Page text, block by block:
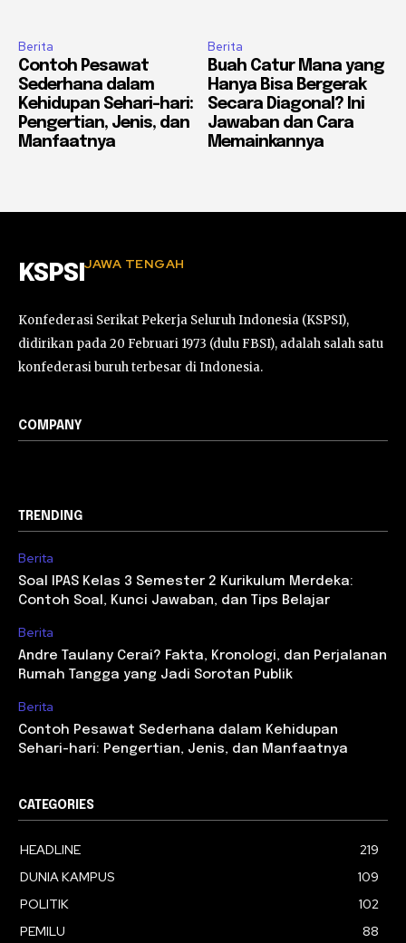
Berita
Contoh Pesawat
Sederhana dalam
Kehidupan Sehari-hari:
Pengertian, Jenis, dan
Manfaatnya
Berita
Buah Catur Mana yang
Hanya Bisa Bergerak
Secara Diagonal? Ini
Jawaban dan Cara
Memainkannya
KSPSIJAWA TENGAH
Konfederasi Serikat Pekerja Seluruh Indonesia (KSPSI),
didirikan pada 20 Februari 1973 (dulu FBSI), adalah salah satu
konfederasi buruh terbesar di Indonesia.
COMPANY
TRENDING
Berita
Soal IPAS Kelas 3 Semester 2 Kurikulum Merdeka:
Contoh Soal, Kunci Jawaban, dan Tips Belajar
Berita
Andre Taulany Cerai? Fakta, Kronologi, dan Perjalanan
Rumah Tangga yang Jadi Sorotan Publik
Berita
Contoh Pesawat Sederhana dalam Kehidupan
Sehari-hari: Pengertian, Jenis, dan Manfaatnya
CATEGORIES
HEADLINE
219
DUNIA KAMPUS
109
POLITIK
102
PEMILU
88